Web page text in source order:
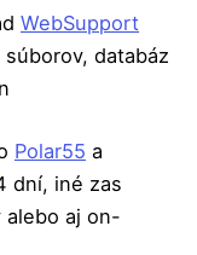
WebSupport
databáz
Polar55 a
dní, iné zas
alebo aj on-